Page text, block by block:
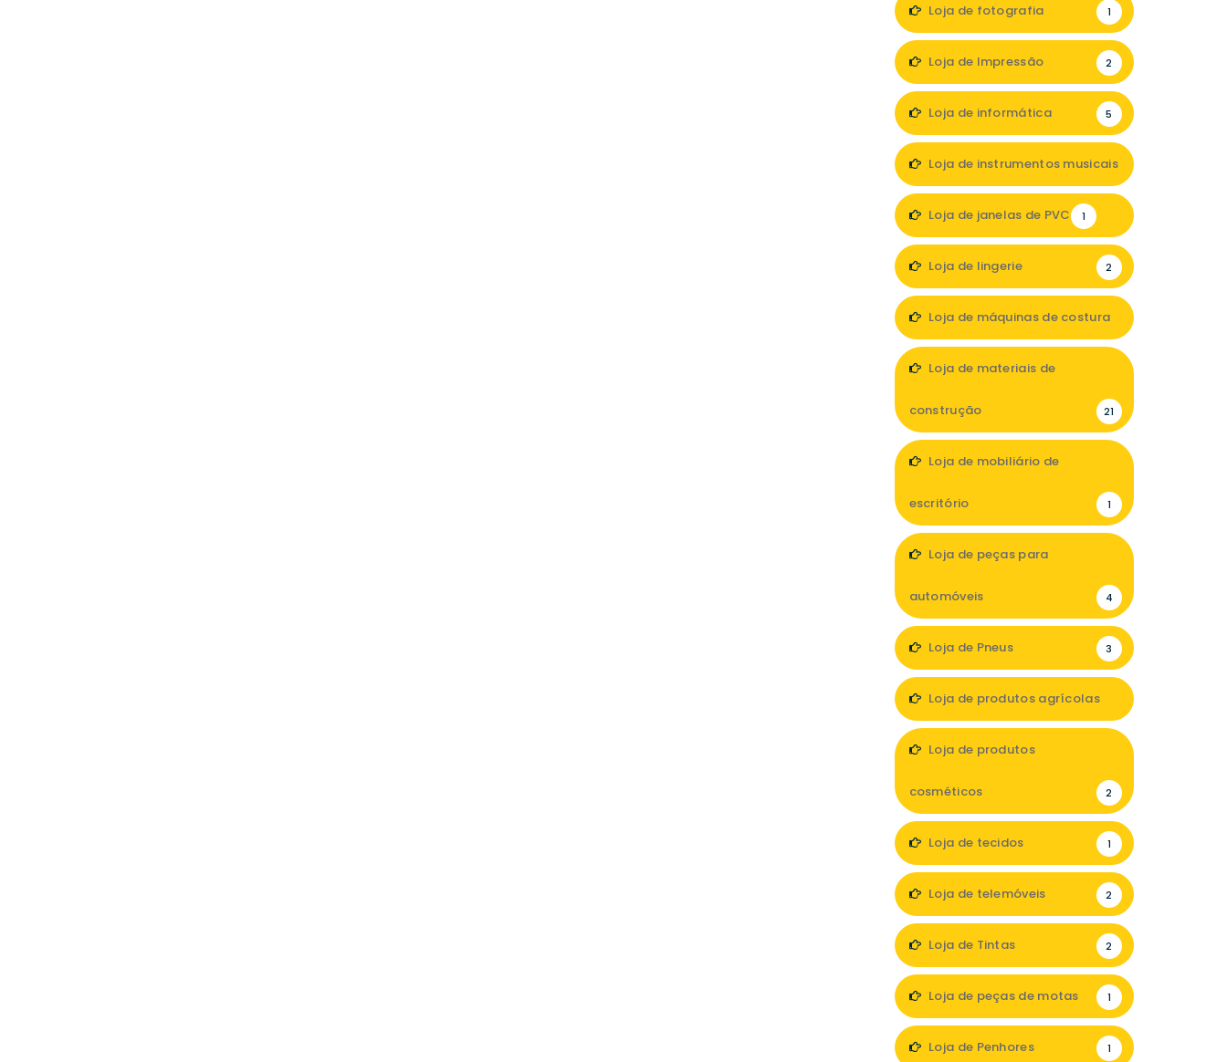
Loja de fotografia 1
Loja de Impressão 2
Loja de informática 5
Loja de instrumentos musicais
Loja de janelas de PVC 1
Loja de lingerie 2
Loja de máquinas de costura
Loja de materiais de
construção 21
Loja de mobiliário de
escritório 1
Loja de peças para
automóveis 4
Loja de Pneus 3
Loja de produtos agrícolas
Loja de produtos
cosméticos 2
Loja de tecidos 1
Loja de telemóveis 2
Loja de Tintas 2
Loja de peças de motas 1
Loja de Penhores 1